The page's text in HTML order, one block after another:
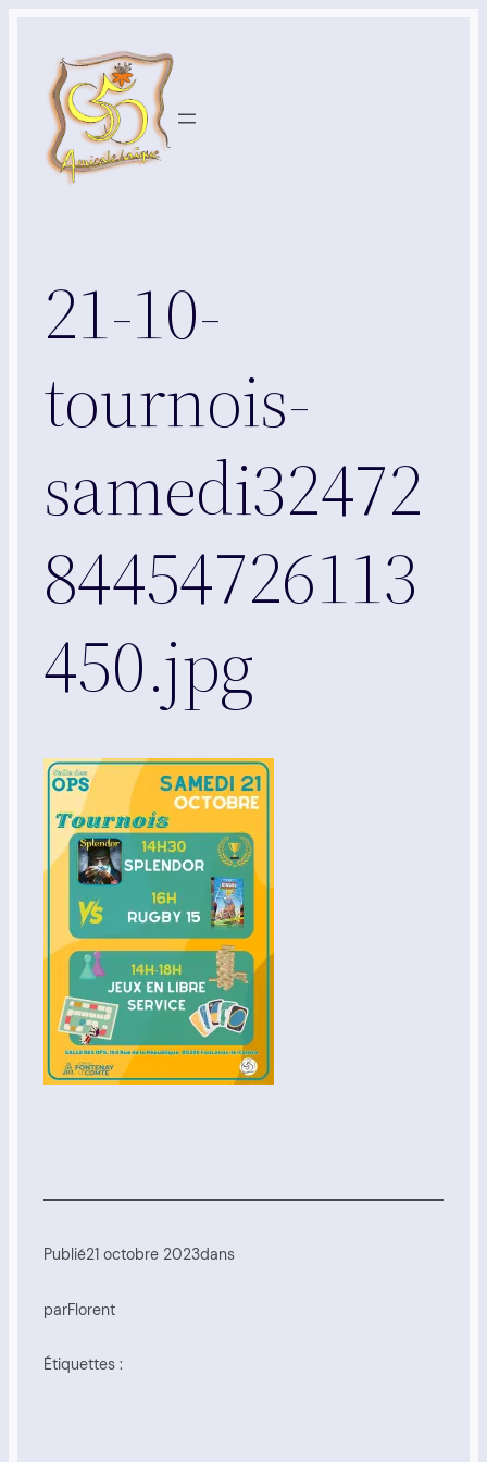
contenu
21-10-
tournois-
samedi32472
84454726113
450.jpg
Publié21 octobre 2023dans
parFlorent
Étiquettes :